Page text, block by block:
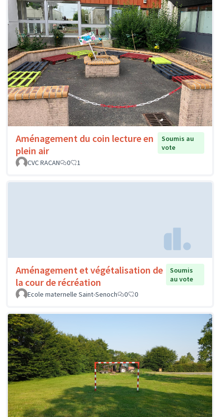
Aménagement du coin lecture en
plein air
Soumis au
vote
CVC RACAN
0 1
Aménagement et végétalisation de
la cour de récréation
Soumis
au vote
Ecole maternelle Saint-Senoch
0 0